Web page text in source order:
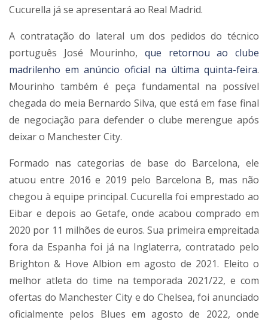
Cucurella já se apresentará ao Real Madrid.
A contratação do lateral um dos pedidos do técnico
português José Mourinho, que retornou ao clube
madrilenho em anúncio oficial na última quinta-feira.
Mourinho também é peça fundamental na possível
chegada do meia Bernardo Silva, que está em fase final
de negociação para defender o clube merengue após
deixar o Manchester City.
Formado nas categorias de base do Barcelona, ele
atuou entre 2016 e 2019 pelo Barcelona B, mas não
chegou à equipe principal. Cucurella foi emprestado ao
Eibar e depois ao Getafe, onde acabou comprado em
2020 por 11 milhões de euros. Sua primeira empreitada
fora da Espanha foi já na Inglaterra, contratado pelo
Brighton & Hove Albion em agosto de 2021. Eleito o
melhor atleta do time na temporada 2021/22, e com
ofertas do Manchester City e do Chelsea, foi anunciado
oficialmente pelos Blues em agosto de 2022, onde